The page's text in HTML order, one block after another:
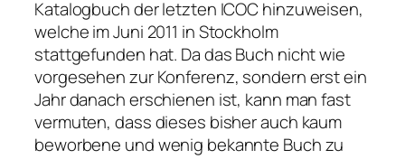
Katalogbuch der letzten ICOC hinzuweisen,
welche im Juni 2011 in Stockholm
stattgefunden hat. Da das Buch nicht wie
vorgesehen zur Konferenz, sondern erst ein
Jahr danach erschienen ist, kann man fast
vermuten, dass dieses bisher auch kaum
beworbene und wenig bekannte Buch zu